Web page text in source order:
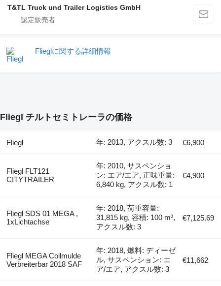
T&TL Truck und Trailer Logistics GmbH
Flieglに関する詳細情報
Fliegl チルトセミトレーラの価格
Fliegl 年: 2013, アクスル数: 3 €6,900
Fliegl FLT121
CITYTRAILER
年: 2010, サスペンショ
ン: エア/エア, 正味重量:
6,840 kg, アクスル数: 1
€4,900
Fliegl SDS 01 MEGA ,
1xLichtachse
年: 2018, 荷重容量:
31,815 kg, 容積: 100 m³,
アクスル数: 3
€7,125.69
Fliegl MEGA Coilmulde
Verbreiterbar 2018 SAF
年: 2018, 燃料: ディーゼ
ル, サスペンション: エ
ア/エア, アクスル数: 3
€11,662